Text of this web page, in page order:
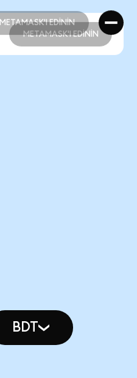
METAMASK'I EDİNİN
METAMASK'I EDİNİN
METAMASK'I EDİNİN
BDT